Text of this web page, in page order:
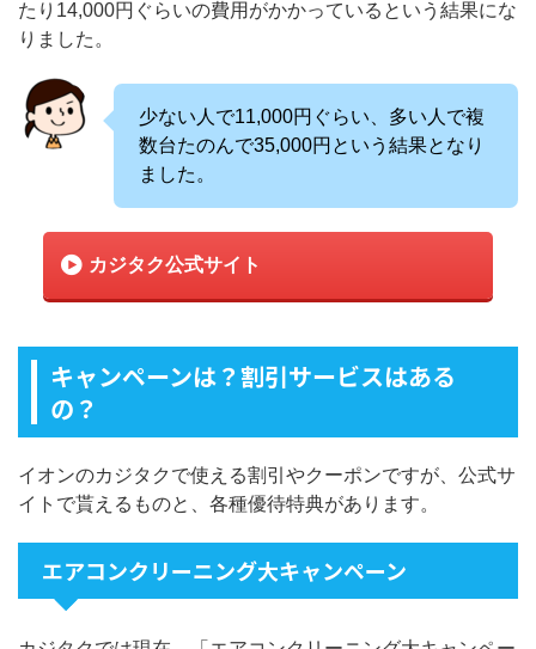
たり14,000円ぐらいの費用がかかっているという結果にな
りました。
少ない人で11,000円ぐらい、多い人で複
数台たのんで35,000円という結果となり
ました。
カジタク公式サイト
キャンペーンは？割引サービスはある
の？
イオンのカジタクで使える割引やクーポンですが、公式サ
イトで貰えるものと、各種優待特典があります。
エアコンクリーニング大キャンペーン